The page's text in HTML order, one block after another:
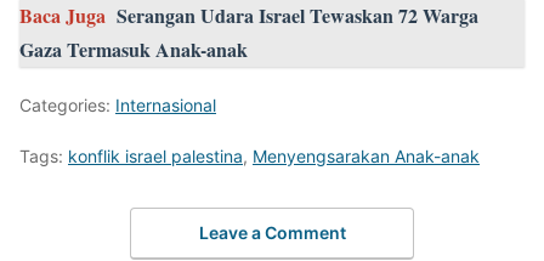
Baca Juga Serangan Udara Israel Tewaskan 72 Warga
Gaza Termasuk Anak-anak
Categories: Internasional
Tags: konflik israel palestina, Menyengsarakan Anak-anak
Leave a Comment